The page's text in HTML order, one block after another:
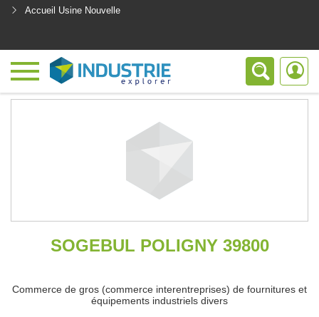
Accueil Usine Nouvelle
SOGEBUL POLIGNY 39800
Commerce de gros (commerce interentreprises) de fournitures et
équipements industriels divers